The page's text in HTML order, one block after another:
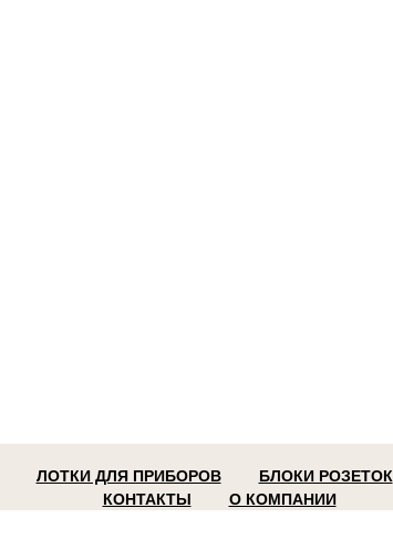
ЛОТКИ ДЛЯ ПРИБОРОВ БЛОКИ РОЗЕТОК
КОНТАКТЫ
О КОМПАНИИ